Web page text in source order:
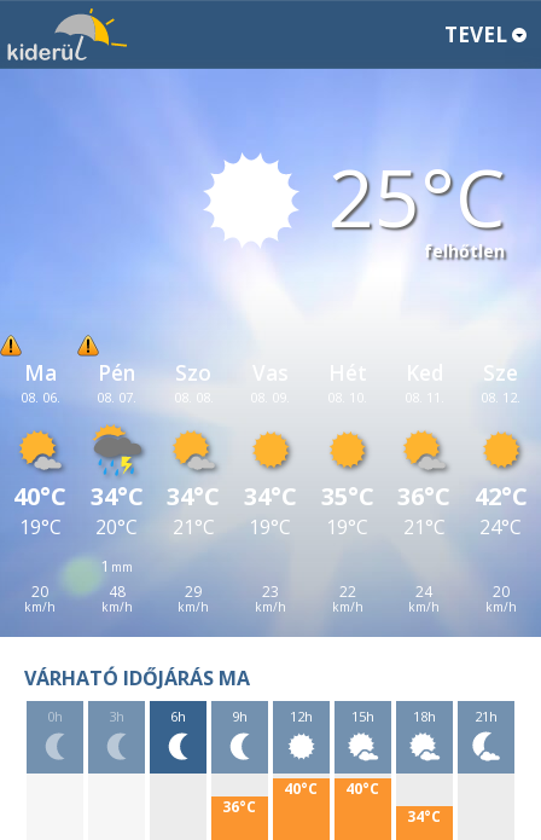
TEVEL
25
felhőtlen
Ma
08. 06.
40°C
19°C
20
Pén
08. 07.
34°C
20°C
1
48
Szo
08. 08.
34°C
21°C
29
08. 09.
34°C
19°C
23
08. 10.
35°C
19°C
22
08. 11.
36°C
21°C
24
Sze
08. 12.
42°C
24°C
20
VÁRHATÓ IDŐJÁRÁS MA
0h 3h 6h 9h
36°C
12h
40°C
15h
40°C
18h
34°C
21h